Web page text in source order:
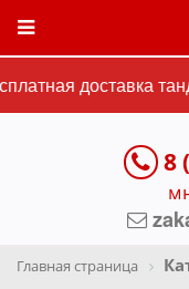
доставка
8
Главная страница